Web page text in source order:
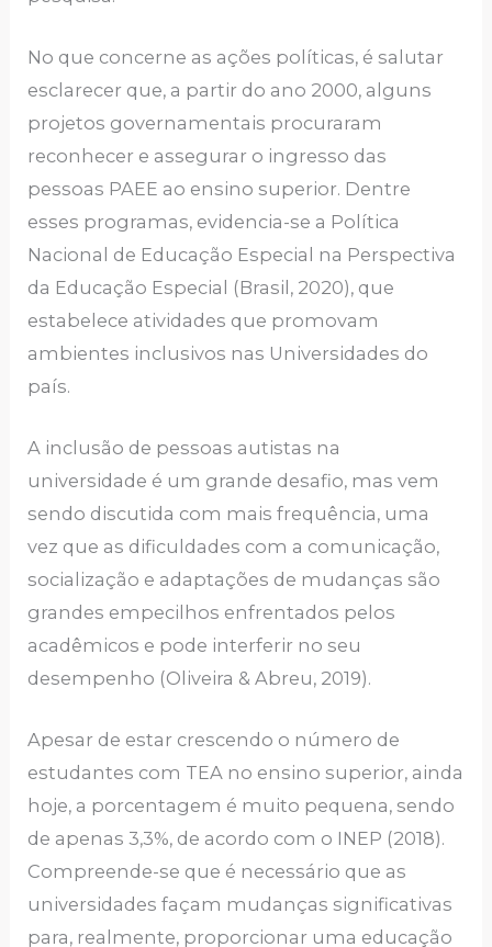
No que concerne as ações políticas, é salutar
esclarecer que, a partir do ano 2000, alguns
projetos governamentais procuraram
reconhecer e assegurar o ingresso das
pessoas PAEE ao ensino superior. Dentre
esses programas, evidencia-se a Política
Nacional de Educação Especial na Perspectiva
da Educação Especial (Brasil, 2020), que
estabelece atividades que promovam
ambientes inclusivos nas Universidades do
país.
A inclusão de pessoas autistas na
universidade é um grande desafio, mas vem
sendo discutida com mais frequência, uma
vez que as dificuldades com a comunicação,
socialização e adaptações de mudanças são
grandes empecilhos enfrentados pelos
acadêmicos e pode interferir no seu
desempenho (Oliveira & Abreu, 2019).
Apesar de estar crescendo o número de
estudantes com TEA no ensino superior, ainda
hoje, a porcentagem é muito pequena, sendo
de apenas 3,3%, de acordo com o INEP (2018).
Compreende-se que é necessário que as
universidades façam mudanças significativas
para, realmente, proporcionar uma educação